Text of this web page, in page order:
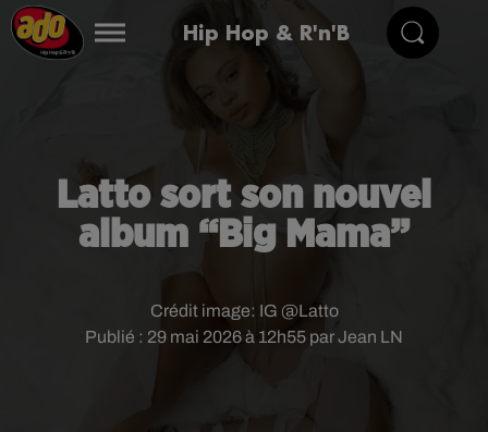
Hip Hop & R'n'B
Latto sort son nouvel
album “Big Mama”
Publié : 29 mai 2026 à 12h55 par Jean LN
Crédit image: IG @Latto